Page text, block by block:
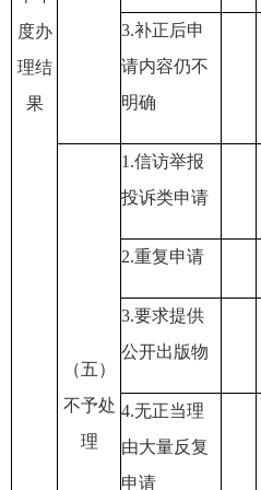
度办
理结
果
3.补正后申
请内容仍不
明确
（五）
不予处
理
1.信访举报
投诉类申请
2.重复申请
3.要求提供
公开出版物
4.无正当理
由大量反复
申请